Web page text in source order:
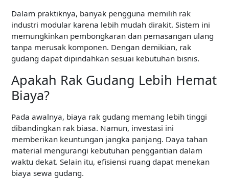
Dalam praktiknya, banyak pengguna memilih rak
industri modular karena lebih mudah dirakit. Sistem ini
memungkinkan pembongkaran dan pemasangan ulang
tanpa merusak komponen. Dengan demikian, rak
gudang dapat dipindahkan sesuai kebutuhan bisnis.
Apakah Rak Gudang Lebih Hemat
Biaya?
Pada awalnya, biaya rak gudang memang lebih tinggi
dibandingkan rak biasa. Namun, investasi ini
memberikan keuntungan jangka panjang. Daya tahan
material mengurangi kebutuhan penggantian dalam
waktu dekat. Selain itu, efisiensi ruang dapat menekan
biaya sewa gudang.